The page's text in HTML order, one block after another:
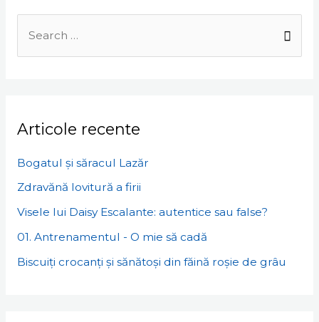
Search
for:
Articole recente
Bogatul și săracul Lazăr
Zdravănă lovitură a firii
Visele lui Daisy Escalante: autentice sau false?
01. Antrenamentul - O mie să cadă
Biscuiți crocanți și sănătoși din făină roșie de grâu